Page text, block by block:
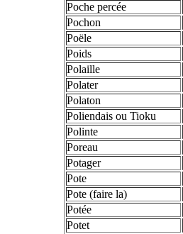
Poche percée
Pochon
Poële
Poids
Polaille
Polater
Polaton
Poliendais ou Tioku
Polinte
Poreau
Potager
Pote
Pote (faire la)
Potée
Potet